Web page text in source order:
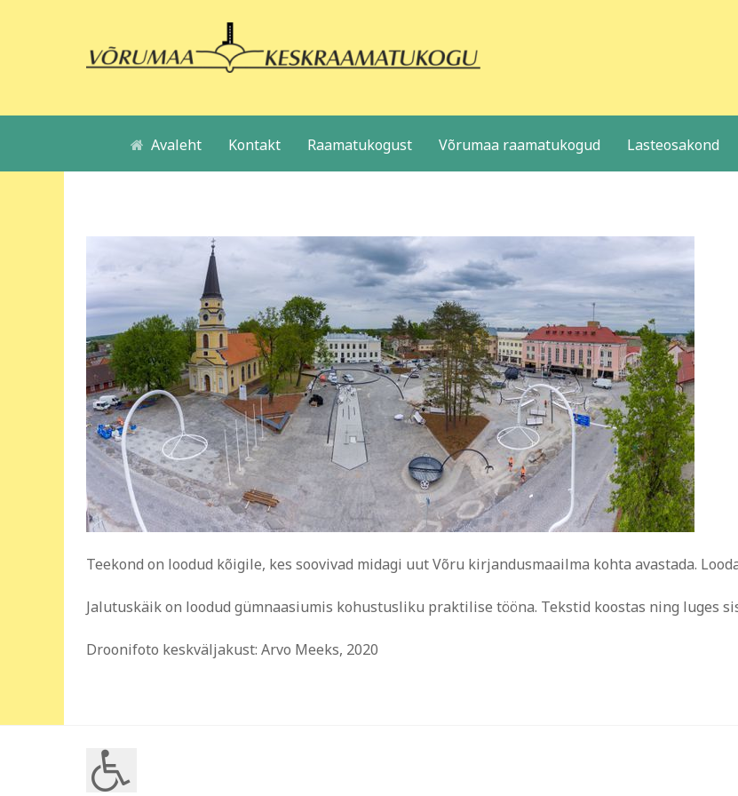
Avaleht Kontakt Raamatukogust Võrumaa raamatukogud Lasteosakond
Teekond on loodud kõigile, kes soovivad midagi uut Võru kirjandusmaailma kohta avastada.
Jalutuskäik on loodud gümnaasiumis kohustusliku praktilise tööna. Tekstid koostas ning luges
Droonifoto keskväljakust: Arvo Meeks, 2020